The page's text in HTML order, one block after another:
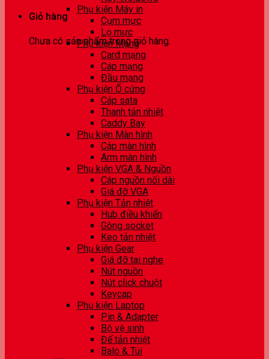
Giỏ hàng
Chưa có sản phẩm trong giỏ hàng.
Phụ kiện Máy in
Cụm mực
Lọ mực
Phụ kiện Mạng
Card mạng
Cáp mạng
Đầu mạng
Phụ kiện Ổ cứng
Cáp sata
Thanh tản nhiệt
Caddy Bay
Phụ kiện Màn hình
Cáp màn hình
Arm màn hình
Phụ kiện VGA & Nguồn
Cáp nguồn nối dài
Giá đỡ VGA
Phụ kiện Tản nhiệt
Hub điều khiển
Gông socket
Keo tản nhiệt
Phụ kiện Gear
Giá đỡ tai nghe
Nút nguồn
Nút click chuột
Keycap
Phụ kiện Laptop
Pin & Adapter
Bộ vệ sinh
Đế tản nhiệt
Balo & Túi